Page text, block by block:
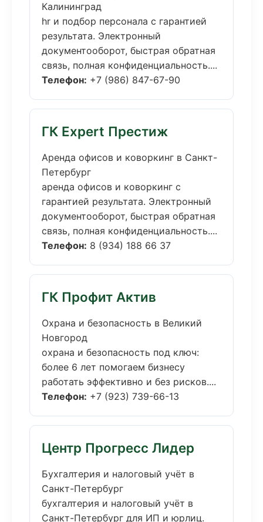
Калининград
hr и подбор персонала с гарантией
результата. Электронный
документооборот, быстрая обратная
связь, полная конфиденциальность....
Телефон: +7 (986) 847-67-90
ГК Expert Престиж
Аренда офисов и коворкинг в Санкт-
Петербург
аренда офисов и коворкинг с
гарантией результата. Электронный
документооборот, быстрая обратная
связь, полная конфиденциальность....
Телефон: 8 (934) 188 66 37
ГК Профит Актив
Охрана и безопасность в Великий
Новгород
охрана и безопасность под ключ:
более 6 лет помогаем бизнесу
работать эффективно и без рисков....
Телефон: +7 (923) 739-66-13
Центр Прогресс Лидер
Бухгалтерия и налоговый учёт в
Санкт-Петербург
бухгалтерия и налоговый учёт в
Санкт-Петербург для ИП и юрлиц.